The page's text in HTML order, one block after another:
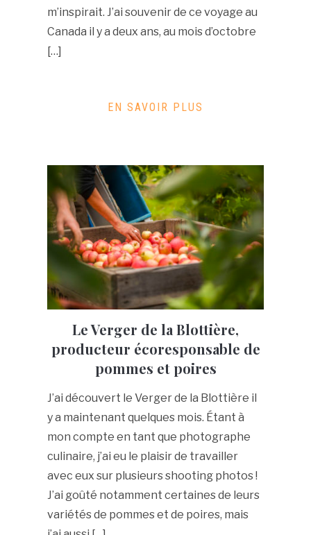
m’inspirait. J’ai souvenir de ce voyage au
Canada il y a deux ans, au mois d’octobre
[…]
EN SAVOIR PLUS
Le Verger de la Blottière,
producteur écoresponsable de
pommes et poires
J’ai découvert le Verger de la Blottière il
y a maintenant quelques mois. Étant à
mon compte en tant que photographe
culinaire, j’ai eu le plaisir de travailler
avec eux sur plusieurs shooting photos !
J’ai goûté notamment certaines de leurs
variétés de pommes et de poires, mais